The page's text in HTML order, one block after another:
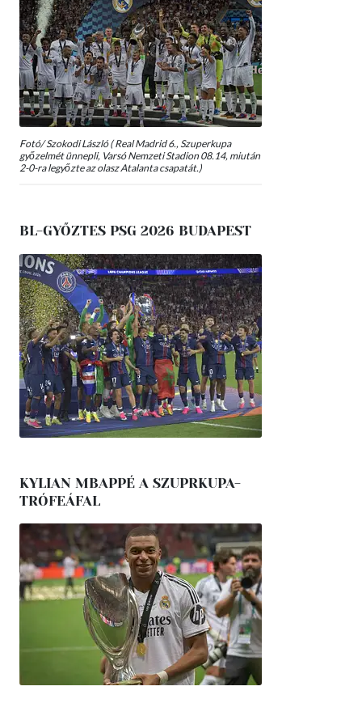
Fotó/ Szokodi László ( Real Madrid 6., Szuperkupa
győzelmét ünnepli, Varsó Nemzeti Stadion 08.14, miután
2-0-ra legyőzte az olasz Atalanta csapatát.)
BL-GYŐZTES PSG 2026 BUDAPEST
KYLIAN MBAPPÉ A SZUPRKUPA-
TRÓFEÁFAL